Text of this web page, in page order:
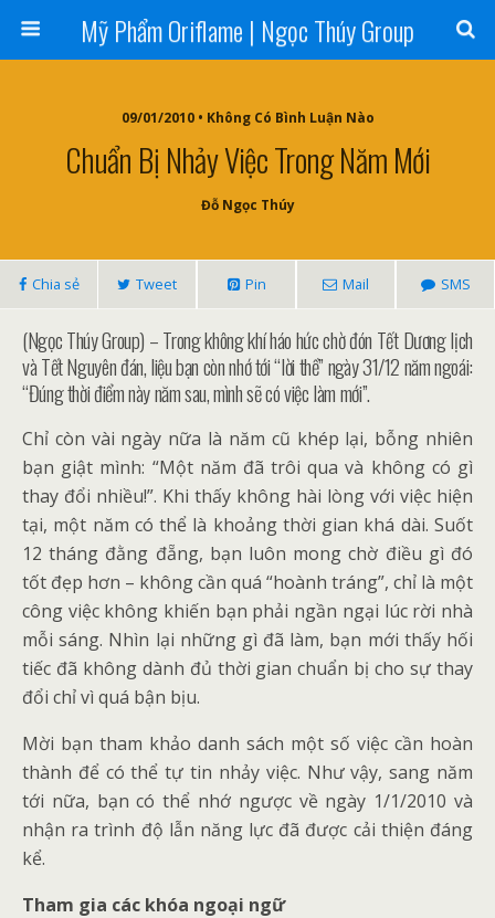
Mỹ Phẩm Oriflame | Ngọc Thúy Group
09/01/2010 • Không Có Bình Luận Nào
Chuẩn Bị Nhảy Việc Trong Năm Mới
Đỗ Ngọc Thúy
Chia sẻ Tweet Pin Mail SMS
(Ngọc Thúy Group) – Trong không khí háo hức chờ đón Tết Dương lịch
và Tết Nguyên đán, liệu bạn còn nhớ tới “lời thề” ngày 31/12 năm ngoái:
“Đúng thời điểm này năm sau, mình sẽ có việc làm mới”.
Chỉ còn vài ngày nữa là năm cũ khép lại, bỗng nhiên
bạn giật mình: “Một năm đã trôi qua và không có gì
thay đổi nhiều!”. Khi thấy không hài lòng với việc hiện
tại, một năm có thể là khoảng thời gian khá dài. Suốt
12 tháng đằng đẵng, bạn luôn mong chờ điều gì đó
tốt đẹp hơn – không cần quá “hoành tráng”, chỉ là một
công việc không khiến bạn phải ngần ngại lúc rời nhà
mỗi sáng. Nhìn lại những gì đã làm, bạn mới thấy hối
tiếc đã không dành đủ thời gian chuẩn bị cho sự thay
đổi chỉ vì quá bận bịu.
Mời bạn tham khảo danh sách một số việc cần hoàn
thành để có thể tự tin nhảy việc. Như vậy, sang năm
tới nữa, bạn có thể nhớ ngược về ngày 1/1/2010 và
nhận ra trình độ lẫn năng lực đã được cải thiện đáng
kể.
Tham gia các khóa ngoại ngữ